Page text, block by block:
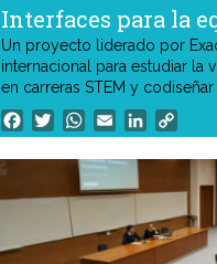
Interfaces para la
Un proyecto liderado por
internacional para estudiar la
en carreras STEM y
digitales e institucionales que
acompañamiento y las
Facebook
TwitterWhatsApp
EmailLinkedIn
Link